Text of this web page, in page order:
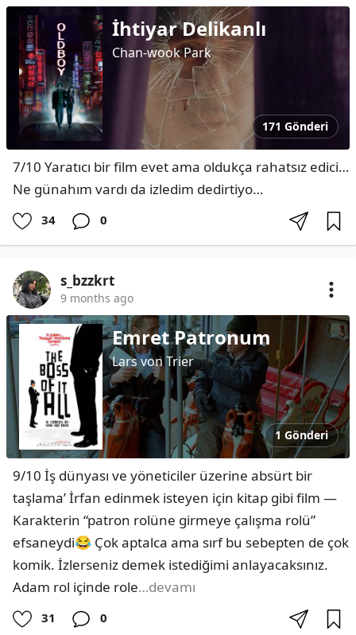
İhtiyar Delikanlı
Chan-wook Park
171 Gönderi
7/10 Yaratıcı bir film evet ama oldukça rahatsız edici…
Ne günahım vardı da izledim dedirtiyo…
34 0
s_bzzkrt
9 months ago
Emret Patronum
Lars von Trier
1 Gönderi
9/10 İş dünyası ve yöneticiler üzerine absürt bir
taşlama’ İrfan edinmek isteyen için kitap gibi film —
Karakterin “patron rolüne girmeye çalışma rolü”
efsaneydi😂 Çok aptalca ama sırf bu sebepten de çok
komik. İzlerseniz demek istediğimi anlayacaksınız.
Adam rol içinde role…devamı
31 0